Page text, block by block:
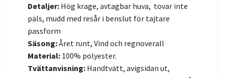
Detaljer: Hög krage, avtagbar huva, tovar inte
päls, mudd med resår i benslut för tajtare
passform
Säsong:Året runt, Vind och regnoverall
Material: 100% polyester.
Tvättanvisning: Handtvätt, avigsidan ut,